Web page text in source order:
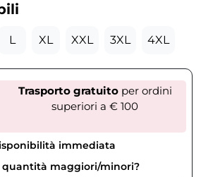
L XL XXL 3XL 4XL
Trasporto gratuitoper ordini
superiori a € 100
immediata
quantità maggiori/minori?